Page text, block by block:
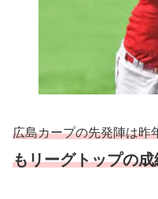
広島カープの先発陣は昨
もリーグトップの成